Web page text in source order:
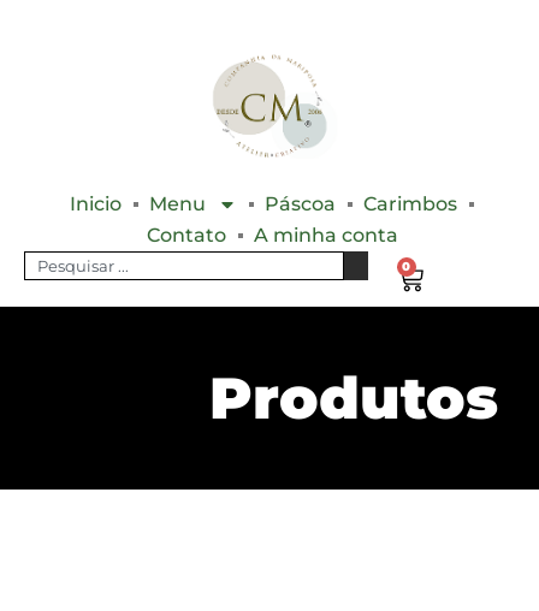
Inicio Menu Páscoa
Carimbos
Contato
A minha conta
0
Produtos